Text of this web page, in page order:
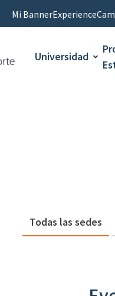
Mi BannerExperience
Universidad
Todas las sedes